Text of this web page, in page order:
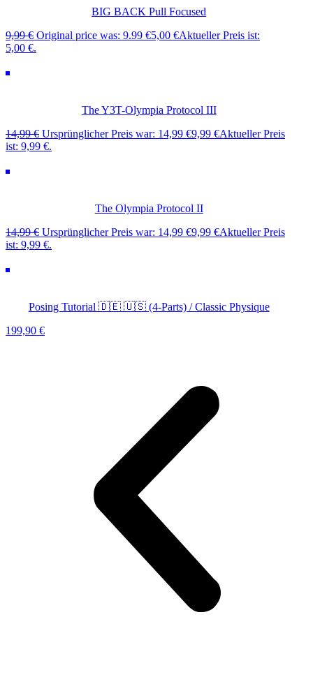
BIG BACK Pull Focused
9,99€ Original price was: 9.99 €5,00 €Aktueller Preis ist:
5,00 €.
The Y3T-Olympia Protocol III
14,99€ Ursprünglicher Preis war: 14,99 €9,99 €Aktueller Preis
ist: 9,99 €.
The Olympia Protocol II
14,99€ Ursprünglicher Preis war: 14,99 €9,99 €Aktueller Preis
ist: 9,99 €.
Posing Tutorial 🇩🇪 🇺🇸 (4-Parts) / Classic Physique
199,90 €